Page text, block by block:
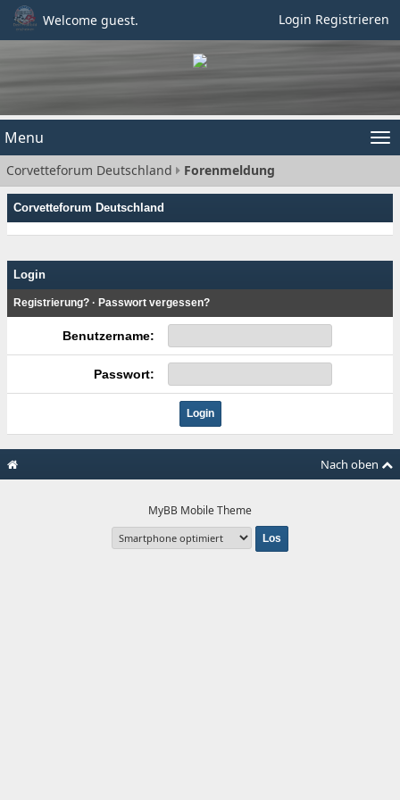
Welcome guest. Login Registrieren
Menu
Corvetteforum Deutschland Forenmeldung
Corvetteforum Deutschland
Login
Registrierung? · Passwort vergessen?
Benutzername:
Passwort:
Nach oben
MyBB Mobile Theme